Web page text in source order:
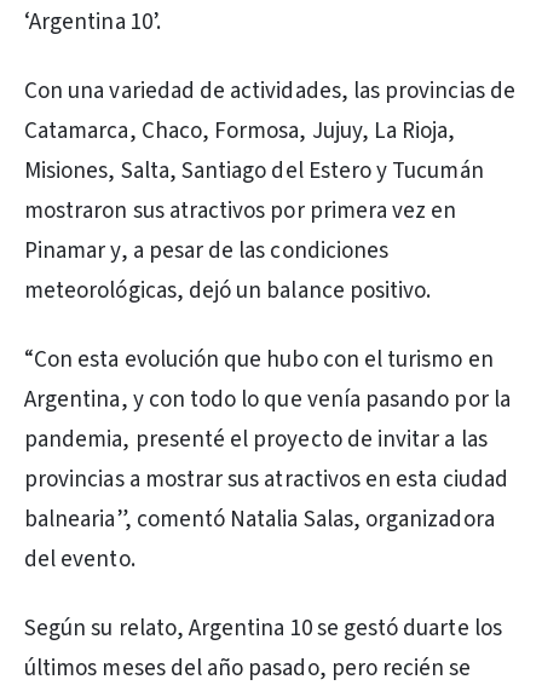
‘Argentina 10’.
Con una variedad de actividades, las provincias de
Catamarca, Chaco, Formosa, Jujuy, La Rioja,
Misiones, Salta, Santiago del Estero y Tucumán
mostraron sus atractivos por primera vez en
Pinamar y, a pesar de las condiciones
meteorológicas, dejó un balance positivo.
“Con esta evolución que hubo con el turismo en
Argentina, y con todo lo que venía pasando por la
pandemia, presenté el proyecto de invitar a las
provincias a mostrar sus atractivos en esta ciudad
balnearia”, comentó Natalia Salas, organizadora
del evento.
Según su relato, Argentina 10 se gestó duarte los
últimos meses del año pasado, pero recién se